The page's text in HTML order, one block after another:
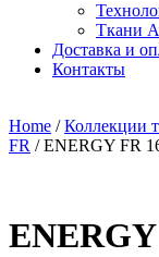
Ткани
Доставка и
Контакты
Home /Коллекции
FR / ENERGY FR